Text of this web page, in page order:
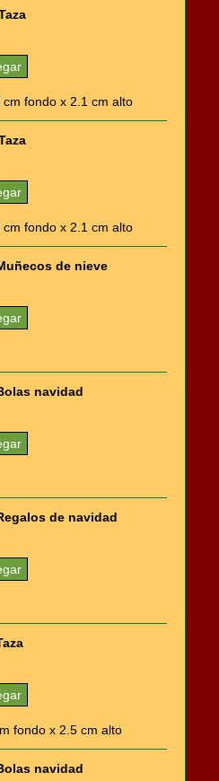
fondo x 2.1 cm alto
fondo x 2.1 cm alto
de nieve
navidad
de navidad
fondo x 2.5 cm alto
navidad